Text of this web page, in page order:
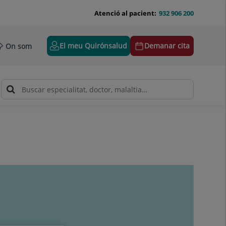
932 906 200
Atenció al pacient:
On som El meu Quirónsalud Demanar cita